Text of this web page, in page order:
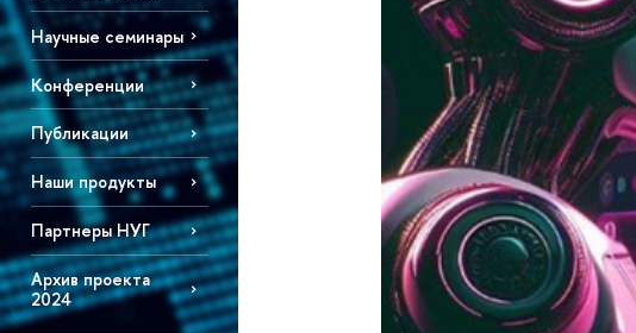
Научные семинары
Конференции
Публикации
Наши продукты
Партнеры НУГ
Архив проекта
2024